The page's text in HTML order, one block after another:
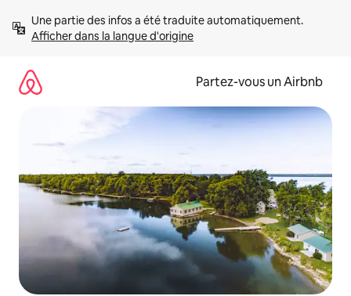
directement
Afficher dans la langue d'origine
Partez-vous un Airbnb